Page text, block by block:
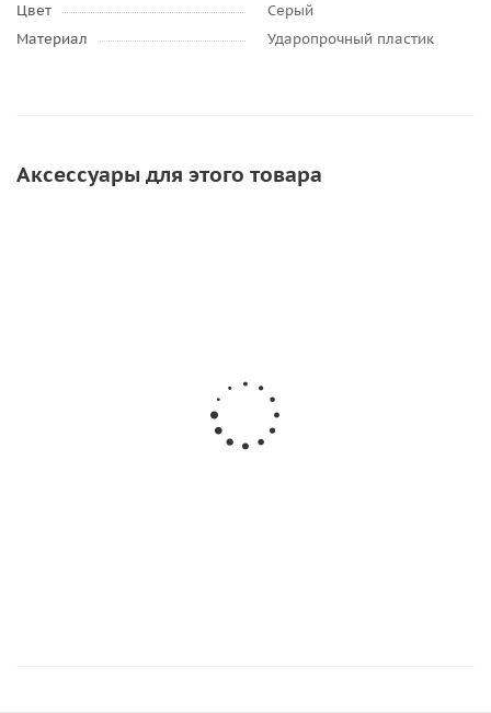
Цвет
Серый
Материал
Ударопрочный пластик
Аксессуары для этого товара
Шуруп для установки сливного клапана (нерж)